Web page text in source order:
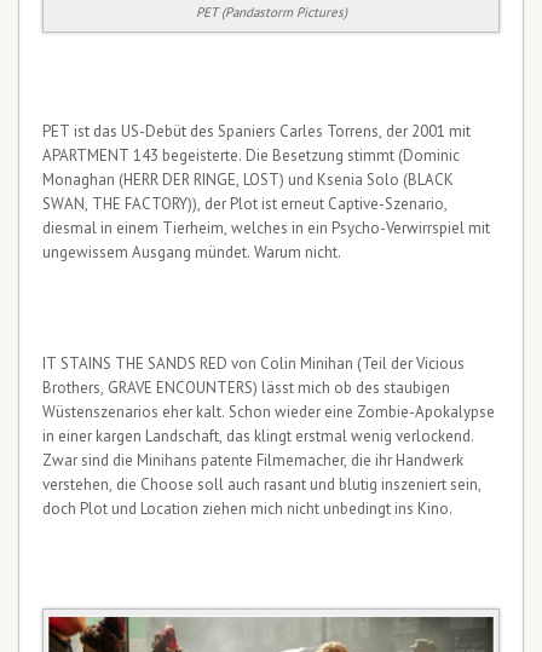
PET (Pandastorm Pictures)
PET ist das US-Debüt des Spaniers Carles Torrens, der 2001 mit
APARTMENT 143 begeisterte. Die Besetzung stimmt (Dominic
Monaghan (HERR DER RINGE, LOST) und Ksenia Solo (BLACK
SWAN, THE FACTORY)), der Plot ist erneut Captive-Szenario,
diesmal in einem Tierheim, welches in ein Psycho-Verwirrspiel mit
ungewissem Ausgang mündet. Warum nicht.
IT STAINS THE SANDS RED von Colin Minihan (Teil der Vicious
Brothers, GRAVE ENCOUNTERS) lässt mich ob des staubigen
Wüstenszenarios eher kalt. Schon wieder eine Zombie-Apokalypse
in einer kargen Landschaft, das klingt erstmal wenig verlockend.
Zwar sind die Minihans patente Filmemacher, die ihr Handwerk
verstehen, die Choose soll auch rasant und blutig inszeniert sein,
doch Plot und Location ziehen mich nicht unbedingt ins Kino.